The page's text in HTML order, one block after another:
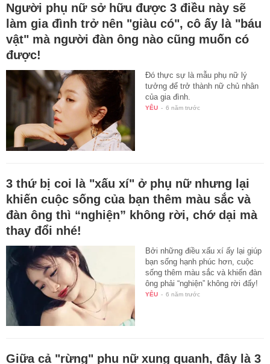
Người phụ nữ sở hữu được 3 điều này sẽ
làm gia đình trở nên "giàu có", cô ấy là "báu
vật" mà người đàn ông nào cũng muốn có
được!
Đó thực sự là mẫu phụ nữ lý
tưởng để trở thành nữ chủ nhân
của gia đình.
YÊU - 6 năm trước
3 thứ bị coi là "xấu xí" ở phụ nữ nhưng lại
khiến cuộc sống của bạn thêm màu sắc và
đàn ông thì “nghiện” không rời, chớ dại mà
thay đổi nhé!
Bởi những điều xấu xí ấy lại giúp
bạn sống hạnh phúc hơn, cuộc
sống thêm màu sắc và khiến đàn
ông phải “nghiện” không rời đấy!
YÊU - 6 năm trước
Giữa cả "rừng" phụ nữ xung quanh, đây là 3